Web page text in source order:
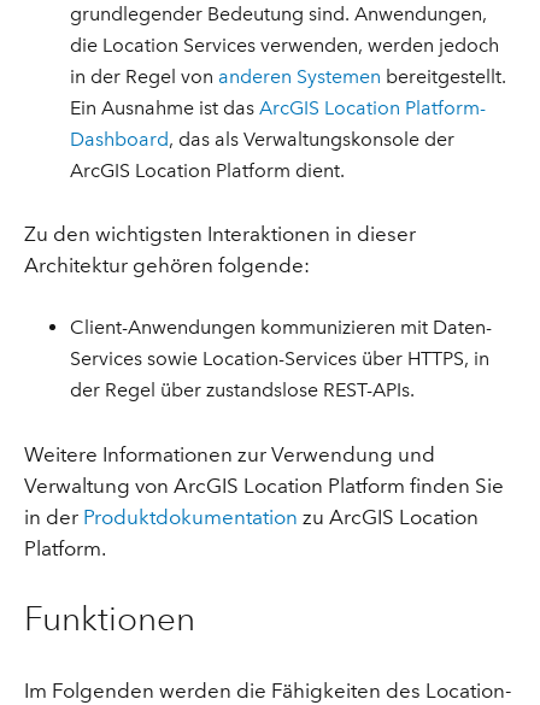
grundlegender Bedeutung sind. Anwendungen,
die Location Services verwenden, werden jedoch
in der Regel von anderen Systemen bereitgestellt.
Ein Ausnahme ist dasArcGIS Location Platform-
Dashboard, das als Verwaltungskonsole der
ArcGIS Location Platform dient.
Zu den wichtigsten Interaktionen in dieser
Architektur gehören folgende:
Client-Anwendungen kommunizieren mit Daten-
Services sowie Location-Services über HTTPS, in
der Regel über zustandslose REST-APIs.
Weitere Informationen zur Verwendung und
Verwaltung von ArcGIS Location Platform finden Sie
in der Produktdokumentation zu ArcGIS Location
Platform.
Funktionen
Im Folgenden werden die Fähigkeiten des Location-